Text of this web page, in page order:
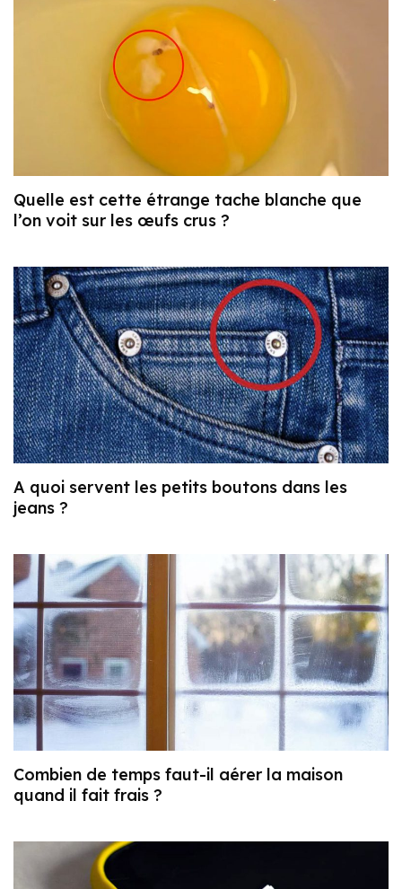
Quelle est cette étrange tache blanche que
l’on voit sur les œufs crus ?
A quoi servent les petits boutons dans les
jeans ?
Combien de temps faut-il aérer la maison
quand il fait frais ?